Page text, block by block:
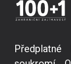
Předplatné